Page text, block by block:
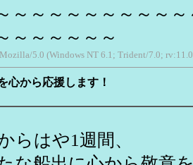
～～～～～～～～～
～～～～～～
5.0 (Windows NT 6.1; Trident/7.0;
心から応援します！
らはや1週間、